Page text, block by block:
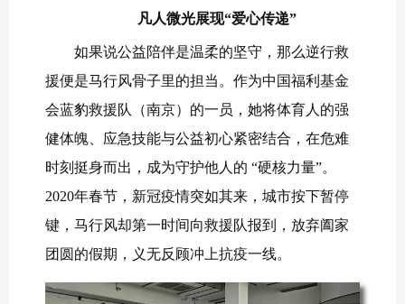
凡人微光展现“爱心传递”
如果说公益陪伴是温柔的坚守，那么逆行救
援便是马行风骨子里的担当。作为中国福利基金
会蓝豹救援队（南京）的一员，她将体育人的强
健体魄、应急技能与公益初心紧密结合，在危难
时刻挺身而出，成为守护他人的 “硬核力量”。
2020年春节，新冠疫情突如其来，城市按下暂停
键，马行风却第一时间向救援队报到，放弃阖家
团圆的假期，义无反顾冲上抗疫一线。